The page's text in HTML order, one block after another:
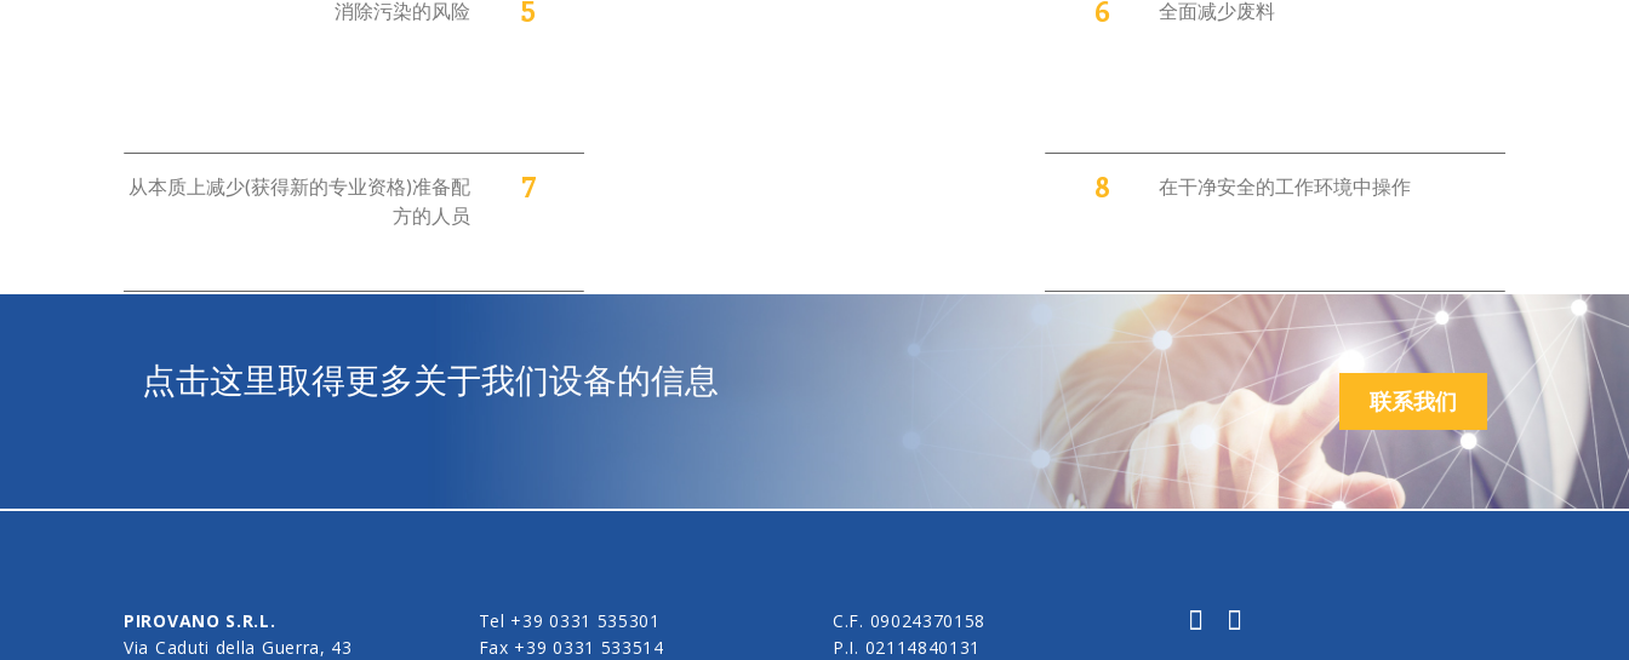
消除污染的风险 5
从本质上减少(获得新的专业资格)准备配
方的人员
7
6 全面减少废料
8 在干净安全的工作环境中操作
点击这里取得更多关于我们设备的信息 联系我们
PIROVANO S.R.L.
Via Caduti della Guerra, 43
Tel +39 0331 535301
Fax +39 0331 533514
C.F. 09024370158
P.I. 02114840131